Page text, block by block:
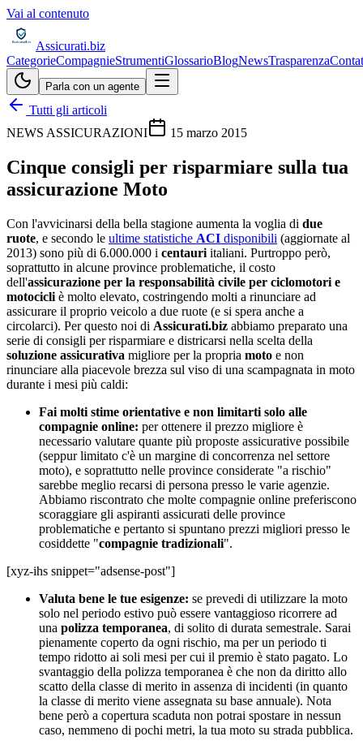
Vai al contenuto
Assicurati.biz
CategorieCompagnieStrumentiGlossarioBlogNewsTrasparenza
Parla con un agente
Tutti gli articoli
NEWS ASSICURAZIONI
15 marzo 2015
Cinque consigli per risparmiare sulla tua
assicurazione Moto
Con l'avvicinarsi della bella stagione aumenta la voglia di due
ruote, e secondo le ultime statistiche ACI disponibili (aggiornate al
2013) sono più di 6.000.000 i centauri italiani. Purtroppo però,
soprattutto in alcune province problematiche, il costo
dell'assicurazione per la responsabilità civile per ciclomotori e
motocicli è molto elevato, costringendo molti a rinunciare ad
assicurare il proprio veicolo a due ruote (e si spera anche a
circolarci). Per questo noi di Assicurati.biz abbiamo preparato una
serie di consigli per risparmiare e districarsi nella scelta della
soluzione assicurativa migliore per la propria moto e non
rinunciare alla piacevole brezza sul viso di una scampagnata in moto
durante i mesi più caldi:
Fai molti stime orientative e non limitarti solo alle
compagnie online: per ottenere il prezzo migliore è
necessario valutare quante più proposte assicurative possibile
(seppur limitato c'è un margine di concorrenza nel settore
moto), e soprattutto nelle province considerate "a rischio"
sarebbe meglio recarsi di persona presso le varie agenzie.
Abbiamo riscontrato che molte compagnie online preferiscono
scoraggiare gli aspiranti assicurati delle province
problematiche e pertanto si spuntano prezzi migliori presso le
cosiddette "compagnie tradizionali".
[xyz-ihs snippet="adsense-post"]
Valuta bene le tue esigenze: se prevedi di utilizzare la moto
solo nel periodo estivo può essere vantaggioso ricorrere ad
una polizza temporanea, di solito di durata semestrale. Sarai
pienamente coperto da ogni rischio, ma per un periodo ti
tempo ridotto ai soli mesi per cui il premio è stato pagato. Lo
svantaggio della polizza temporanea è che non da diritto allo
scatto della classe di merito in assenza di incidenti (in quanto
la classe di merito viene assegnata su base annuale). Nota
bene però a copertura scaduta non potrai spostare in nessun
caso, nemmeno di pochi metri, la tua moto su strada pubblica.